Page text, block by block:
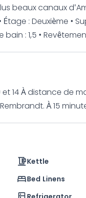
d'Amsterdam
: Deuxième •
: 1,5 •
par câble Lave-
14 À distance de
À 15
de luxe au coin
des lignes de tram
est à
Kettle
Bed Linens